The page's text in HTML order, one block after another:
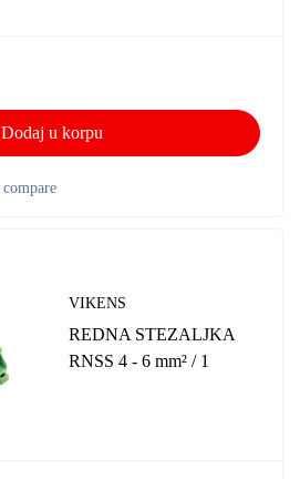
Dodaj u korpu
VIKENS
REDNA STEZALJKA
RNSS 4 - 6 mm² / 1